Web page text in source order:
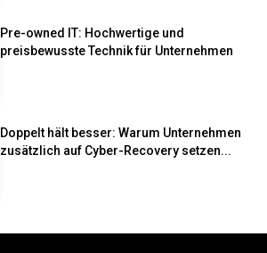
Pre-owned IT: Hochwertige und
preisbewusste Technik für Unternehmen
Doppelt hält besser: Warum Unternehmen
zusätzlich auf Cyber-Recovery setzen...